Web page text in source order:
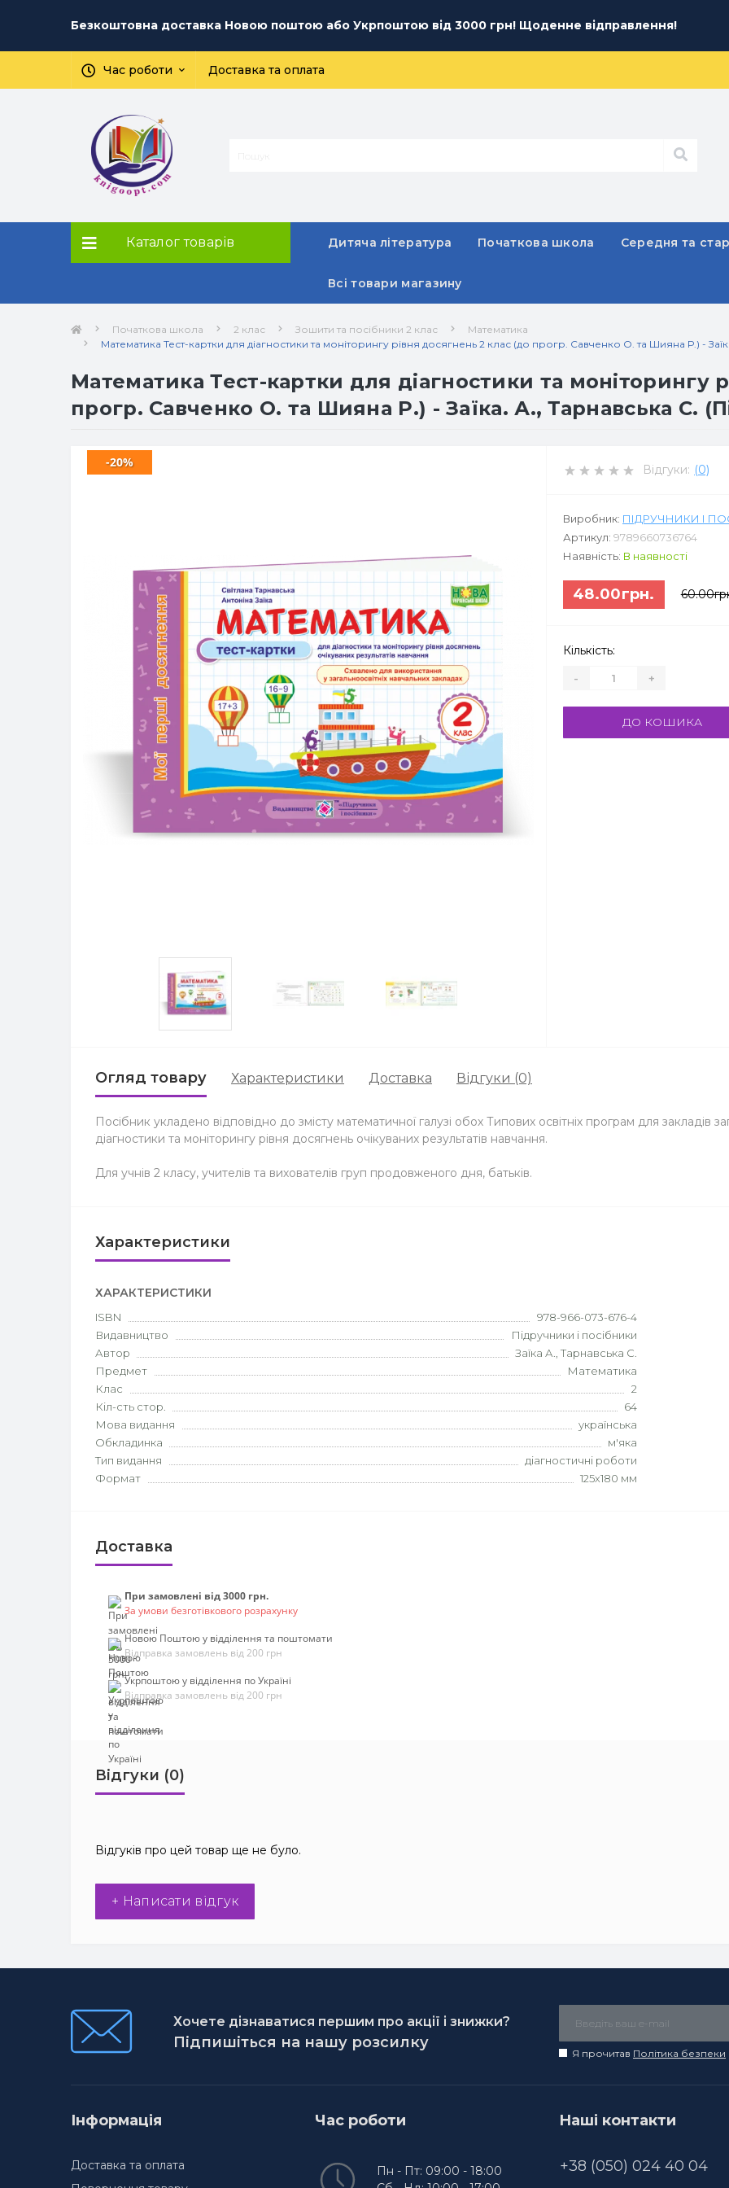
Безкоштовна доставка Новою поштою або Укрпоштою від 3000 грн! Щоденне відправлення!
Час роботи Доставка та оплата
Каталог товарів Дитяча література Початкова школа Середня та
Всі товари магазину
Початкова школа 2 клас Зошити та посібники 2 клас
Математика
Математика Тест-картки для діагностики та моніторингу рівня досягнень 2 клас (до прогр. Савченко О. та Шияна Р.) -
Математика Тест-картки для діагностики та моніторингу
прогр. Савченко О. та Шияна Р.) - Заїка. А., Тарнавська С.
-20% Відгуки: (0)
Виробник: ПІДРУЧНИКИ І
Артикул: 9789660736764
Наявність: В наявності
48.00грн.
Кількість:
- +
ДО КОШИКА
Огляд товару Характеристики Доставка Відгуки (0)
Посібник укладено відповідно до змісту математичної галузі обох Типових освітніх програм для закладів
діагностики та моніторингу рівня досягнень очікуваних результатів навчання.
Для учнів 2 класу, учителів та вихователів груп продовженого дня, батьків.
Характеристики
ХАРАКТЕРИСТИКИ
ISBN
978-966-073-676-4
Видавництво
Підручники і посібники
Автор
Заїка А., Тарнавська С.
Предмет
Математика
Клас
2
Кіл-сть стор.
64
Мова видання
українська
Обкладинка
м'яка
Тип видання
діагностичні роботи
Формат
125х180 мм
Доставка
При замовлені від 3000 грн.
За умови безготівкового розрахунку
Новою Поштою у відділення та поштомати
Відправка замовлень від 200 грн
Укрпоштою у відділення по Україні
Відправка замовлень від 200 грн
Відгуки (0)
Відгуків про цей товар ще не було.
+ Написати відгук
Хочете дізнаватися першим про акції і знижки?
Підпишіться на нашу розсилку
Я прочитав Політика безпеки
Інформація
Доставка та оплата
Час роботи
Пн - Пт: 09:00 - 18:00
Наші контакти
+38 (050) 024 40 04